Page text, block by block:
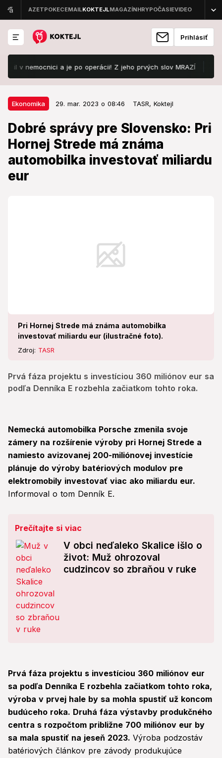
Prihlásiť
v nemocnici a je po operácii! Z jeho prvých slov MRAZÍ
Ekonomika 29. mar. 2023 o 08:46 TASR, Koktejl
Dobré správy pre Slovensko: Pri
Hornej Strede má známa
automobilka investovať miliardu
eur
Pri Hornej Strede má známa automobilka
investovať miliardu eur (ilustračné foto).
Zdroj: TASR
Prvá fáza projektu s investíciou 360 miliónov eur sa
podľa Denníka E rozbehla začiatkom tohto roka.
Ekonomika 29. mar. 2023 o 08:46
Dobré správy pre Slovensko: Pri
Hornej Strede má známa
automobilka investovať miliardu
eur
Nemecká automobilka Porsche zmenila svoje
zámery na rozšírenie výroby pri Hornej Strede a
namiesto avizovanej 200-miliónovej investície
plánuje do výroby batériových modulov pre
elektromobily investovať viac ako miliardu eur.
Informoval o tom Denník E.
Prečítajte si viac
V obci neďaleko Skalice išlo o
život: Muž ohrozoval
cudzincov so zbraňou v ruke
Prvá fáza projektu s investíciou 360 miliónov eur
sa podľa Denníka E rozbehla začiatkom tohto roka,
výroba v prvej hale by sa mohla spustiť už koncom
budúceho roka. Druhá fáza výstavby produkčného
centra s rozpočtom približne 700 miliónov eur by
sa mala spustiť na jeseň 2023. Výroba podzostáv
batériových článkov pre závody produkujúce